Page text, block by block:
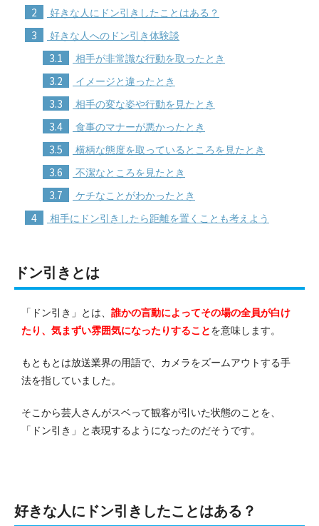
2 好きな人にドン引きしたことはある？
3 好きな人へのドン引き体験談
3.1 相手が非常識な行動を取ったとき
3.2 イメージと違ったとき
3.3 相手の変な姿や行動を見たとき
3.4 食事のマナーが悪かったとき
3.5 横柄な態度を取っているところを見たとき
3.6 不潔なところを見たとき
3.7 ケチなことがわかったとき
4 相手にドン引きしたら距離を置くことも考えよう
ドン引きとは
「ドン引き」とは、 誰かの言動によってその場の全員が白け
たり、気まずい雰囲気になったりすることを意味します。
もともとは放送業界の用語で、カメラをズームアウトする手
法を指していました。
そこから芸人さんがスベって観客が引いた状態のことを、
「ドン引き」と表現するようになったのだそうです。
好きな人にドン引きしたことはある？